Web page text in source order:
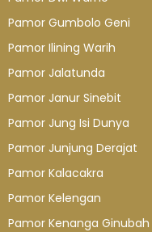
Pamor Gumbolo Geni
Pamor Ilining Warih
Pamor Jalatunda
Pamor Janur Sinebit
Pamor Jung Isi Dunya
Pamor Junjung Derajat
Pamor Kalacakra
Pamor Kelengan
Pamor Kenanga Ginubah